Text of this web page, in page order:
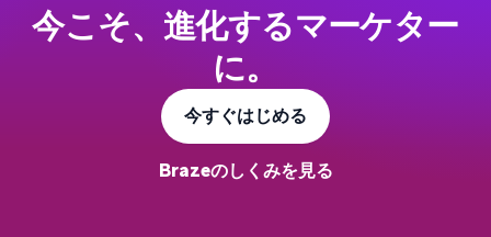
今こそ、進化するマーケター
に。
今すぐはじめる
Brazeのしくみを見る